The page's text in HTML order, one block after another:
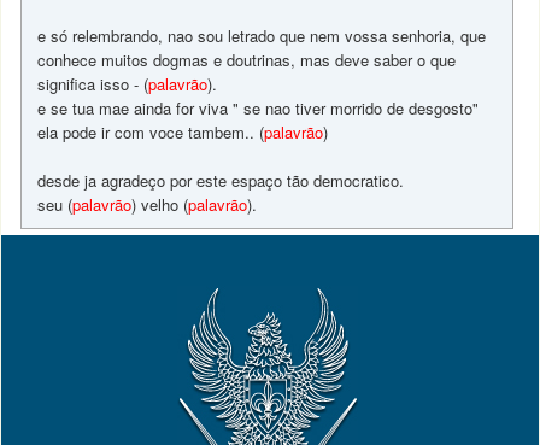
e só relembrando, nao sou letrado que nem vossa senhoria, que
conhece muitos dogmas e doutrinas, mas deve saber o que
significa isso - (palavrão).
e se tua mae ainda for viva " se nao tiver morrido de desgosto"
ela pode ir com voce tambem.. (palavrão)
desde ja agradeço por este espaço tão democratico.
seu (palavrão) velho (palavrão).